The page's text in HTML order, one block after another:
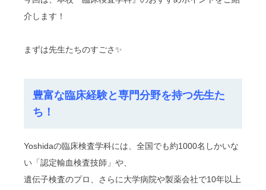
介します！
まずは先生たちのすごさ✨
豊富な臨床経験と専門分野を持つ先生た
ち！
Yoshidaの臨床検査学科には、全国でも約1000名しかいな
い「認定輸血検査技師」や、
遺伝子検査のプロ、さらに大学病院や製薬会社で10年以上